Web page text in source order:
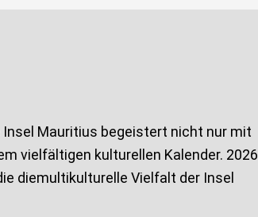
Mauritius begeistert nicht nur mit
vielfältigen kulturellen Kalender. 2026
diemultikulturelle Vielfalt der Insel